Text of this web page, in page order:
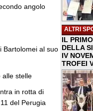
angolo
Bartolomei al suo
alle stelle
in rotta di
del Perugia
ALTRI
IL
DELLA
IV
TROFEI